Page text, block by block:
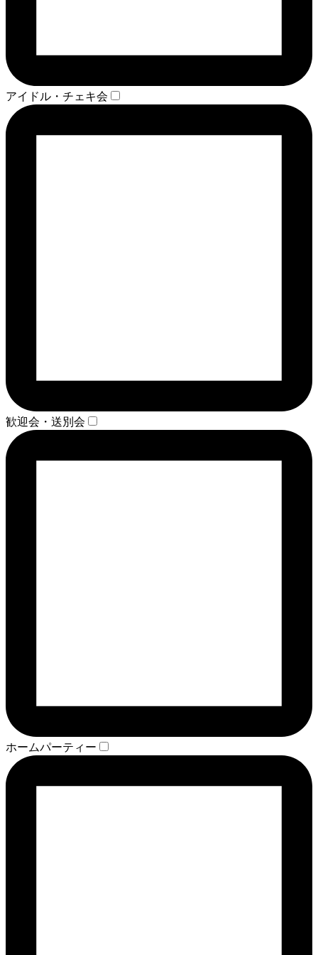
アイドル・チェキ会
歓迎会・送別会
ホームパーティー